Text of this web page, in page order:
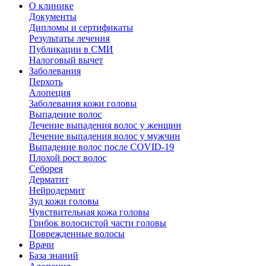
О клинике
Документы
Дипломы и сертификаты
Результаты лечения
Публикации в СМИ
Налоговый вычет
Заболевания
Перхоть
Алопеция
Заболевания кожи головы
Выпадение волос
Лечение выпадения волос у женщин
Лечение выпадения волос у мужчин
Выпадение волос после COVID-19
Плохой рост волос
Cеборея
Дерматит
Нейродермит
Зуд кожи головы
Чувствительная кожа головы
Грибок волосистой части головы
Поврежденные волосы
Врачи
База знаний